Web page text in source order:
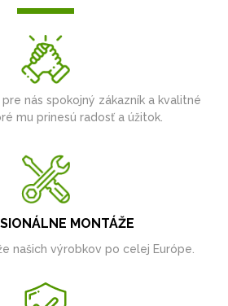
nás spokojný zákazník a kvalitné
mu prinesú radosť a úžitok.
MONTÁŽE
našich výrobkov po celej Európe.